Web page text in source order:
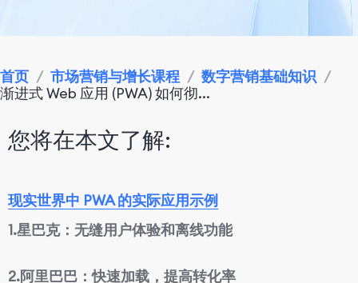
首页 / 市场营销与增长课程 / 数字营销基础知识 /
渐进式 Web 应用 (PWA) 如何彻...
您将在本文了解:
现实世界中 PWA 的实际应用示例
1.星巴克：无缝用户体验和离线功能
2.阿里巴巴：快速加载，提高转化率